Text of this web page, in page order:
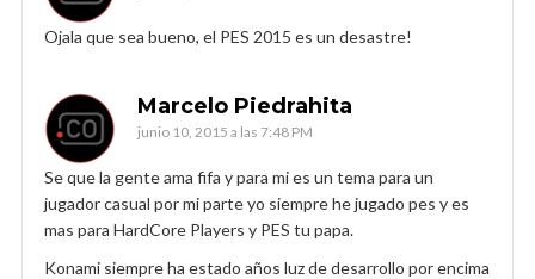
Ojala que sea bueno, el PES 2015 es un desastre!
Marcelo Piedrahita
junio 10, 2015 a las 7:48 PM
Se que la gente ama fifa y para mi es un tema para un
jugador casual por mi parte yo siempre he jugado pes y es
mas para HardCore Players y PES tu papa.
Konami siempre ha estado años luz de desarrollo por encima